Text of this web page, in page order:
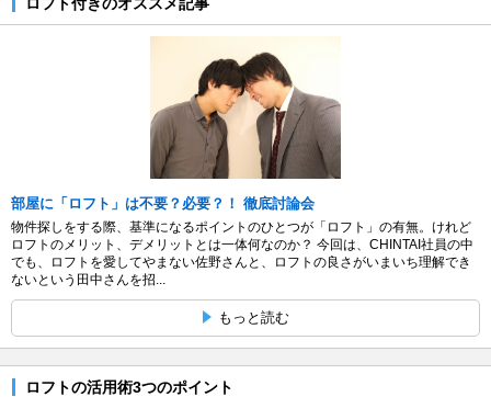
部屋に「ロフト」は不要？必要？！ 徹底討論会
物件探しをする際、基準になるポイントのひとつが「ロフト」の有無。けれど
ロフトのメリット、デメリットとは一体何なのか？ 今回は、CHINTAI社員の中
でも、ロフトを愛してやまない佐野さんと、ロフトの良さがいまいち理解でき
ないという田中さんを招...
もっと読む
ロフトの活用術3つのポイント